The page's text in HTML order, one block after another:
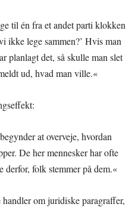
til én fra et andet parti klokken
ikke lege sammen?’ Hvis man
planlagt det, så skulle man slet
ud, hvad man ville.«
at overveje, hvordan
De her mennesker har ofte
derfor, folk stemmer på dem.«
om juridiske paragraffer,